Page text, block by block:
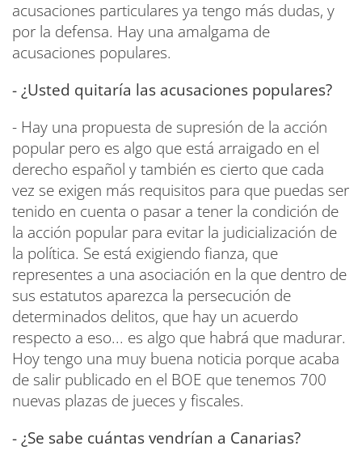
acusaciones particulares ya tengo más dudas, y
por la defensa. Hay una amalgama de
acusaciones populares.
- ¿Usted quitaría las acusaciones populares?
- Hay una propuesta de supresión de la acción
popular pero es algo que está arraigado en el
derecho español y también es cierto que cada
vez se exigen más requisitos para que puedas ser
tenido en cuenta o pasar a tener la condición de
la acción popular para evitar la judicialización de
la política. Se está exigiendo fianza, que
representes a una asociación en la que dentro de
sus estatutos aparezca la persecución de
determinados delitos, que hay un acuerdo
respecto a eso... es algo que habrá que madurar.
Hoy tengo una muy buena noticia porque acaba
de salir publicado en el BOE que tenemos 700
nuevas plazas de jueces y fiscales.
- ¿Se sabe cuántas vendrían a Canarias?